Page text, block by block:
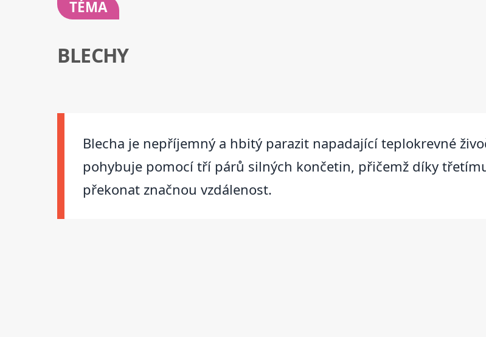
TÉMA
BLECHY
Blecha je nepříjemný a hbitý parazit napadající teplokrevné
pohybuje pomocí tří párů silných končetin, přičemž díky
překonat značnou vzdálenost.